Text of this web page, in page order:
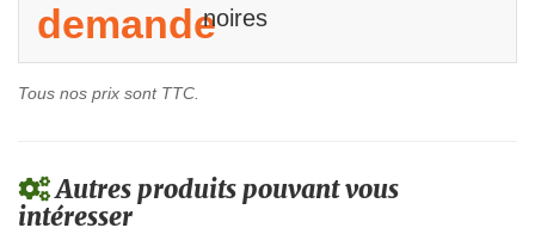
demandenoires
Tous nos prix sont TTC.
Autres produits pouvant vous
intéresser